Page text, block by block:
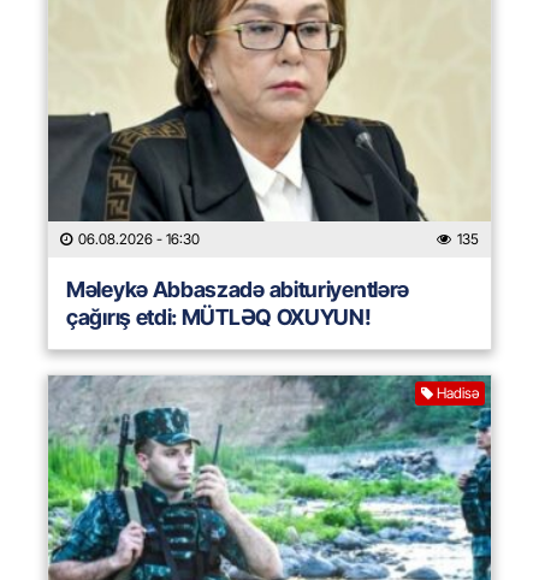
06.08.2026 - 16:30 135
Məleykə Abbaszadə abituriyentlərə
çağırış etdi: MÜTLƏQ OXUYUN!
Hadisə